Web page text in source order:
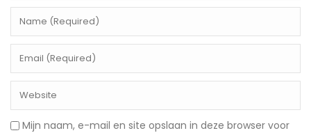
Mijn naam, e-mail en site opslaan in deze browser voor